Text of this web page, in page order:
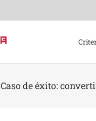
Caso de éxito: